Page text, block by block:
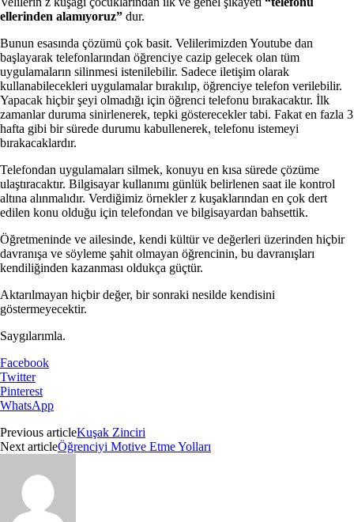
ellerinden alamıyoruz” dur.
Bunun esasında çözümü çok basit. Velilerimizden Youtube dan
başlayarak telefonlarından öğrenciye cazip gelecek olan tüm
uygulamaların silinmesi istenilebilir. Sadece iletişim olarak
kullanabilecekleri uygulamalar bırakılıp, öğrenciye telefon verilebilir.
Yapacak hiçbir şeyi olmadığı için öğrenci telefonu bırakacaktır. İlk
zamanlar duruma sinirlenerek, tepki gösterecekler tabi. Fakat en fazla 3
hafta gibi bir sürede durumu kabullenerek, telefonu istemeyi
bırakacaklardır.
Telefondan uygulamaları silmek, konuyu en kısa sürede çözüme
ulaştıracaktır. Bilgisayar kullanımı günlük belirlenen saat ile kontrol
altına alınmalıdır. Verdiğimiz örnekler z kuşaklarından en çok dert
edilen konu olduğu için telefondan ve bilgisayardan bahsettik.
Öğretmeninde ve ailesinde, kendi kültür ve değerleri üzerinden hiçbir
davranışa ve söyleme şahit olmayan öğrencinin, bu davranışları
kendiliğinden kazanması oldukça güçtür.
Aktarılmayan hiçbir değer, bir sonraki nesilde kendisini
göstermeyecektir.
Saygılarımla.
Facebook
Twitter
Pinterest
WhatsApp
Previous articleKuşak Zinciri
Next articleÖğrenciyi Motive Etme Yolları